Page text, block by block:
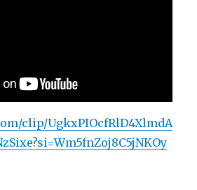
clip/UgkxPIOcfRlD4XlmdA